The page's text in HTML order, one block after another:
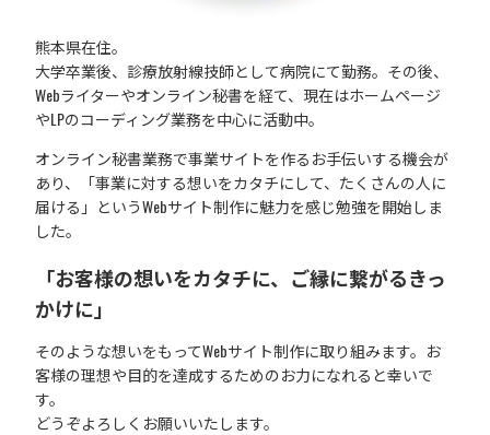
熊本県在住。
大学卒業後、診療放射線技師として病院にて勤務。その後、
Webライターやオンライン秘書を経て、現在はホームページ
やLPのコーディング業務を中心に活動中。
オンライン秘書業務で事業サイトを作るお手伝いする機会が
あり、「事業に対する想いをカタチにして、たくさんの人に
届ける」というWebサイト制作に魅力を感じ勉強を開始しま
した。
「お客様の想いをカタチに、ご縁に繋がるきっ
かけに」
そのような想いをもってWebサイト制作に取り組みます。お
客様の理想や目的を達成するためのお力になれると幸いで
す。
どうぞよろしくお願いいたします。